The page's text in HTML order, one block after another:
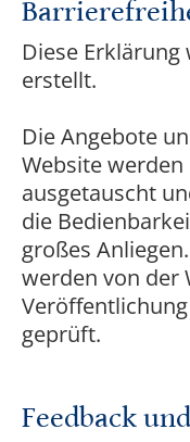
Diese Erklärung
erstellt.
Die Angebote
Website
ausgetauscht
die
großes
werden von der
geprüft.
Feedback